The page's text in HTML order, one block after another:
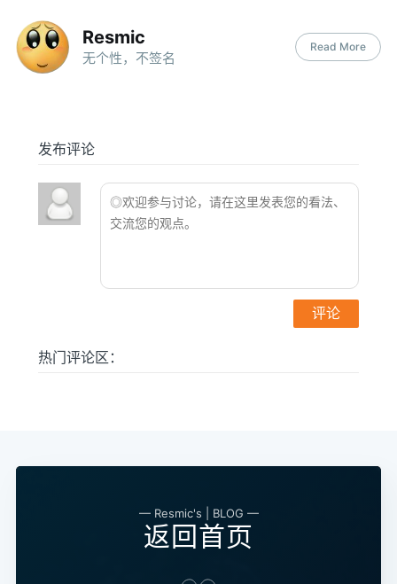
Resmic
无个性，不签名
Read More
发布评论
热门评论区：
— Resmic's | BLOG —
返回首页